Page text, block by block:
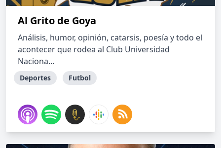
Al Grito de Goya
Análisis, humor, opinión, catarsis, poesía y todo el
acontecer que rodea al Club Universidad
Naciona...
Deportes Futbol